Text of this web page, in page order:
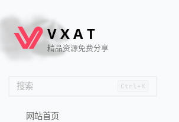
🙌
🐟
🏖️
VXA T
精品资源免费分享
搜索 Ctrl+K
网站首页